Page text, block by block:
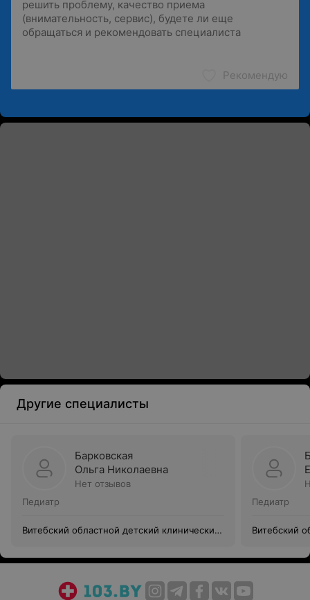
Рекомендую
Другие специалисты
Барковская
Ольга Николаевна
Нет отзывов
Педиатр
Витебский областной детский клинический
Педиатр
Витебский